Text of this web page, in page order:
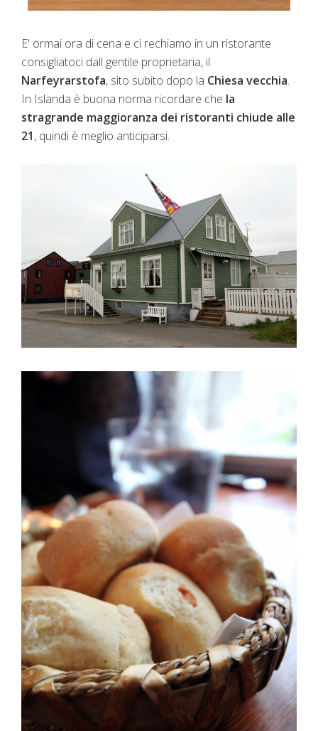
E' ormai ora di cena e ci rechiamo in un ristorante
consigliatoci dall gentile proprietaria, il
Narfeyrarstofa, sito subito dopo la Chiesa vecchia.
In Islanda è buona norma ricordare che la
stragrande maggioranza dei ristoranti chiude alle
21, quindi è meglio anticiparsi.